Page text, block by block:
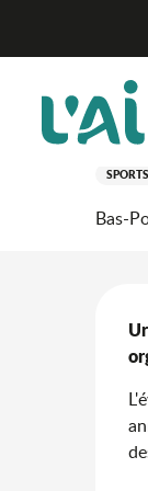
principal
La
SPORTS
Bas-